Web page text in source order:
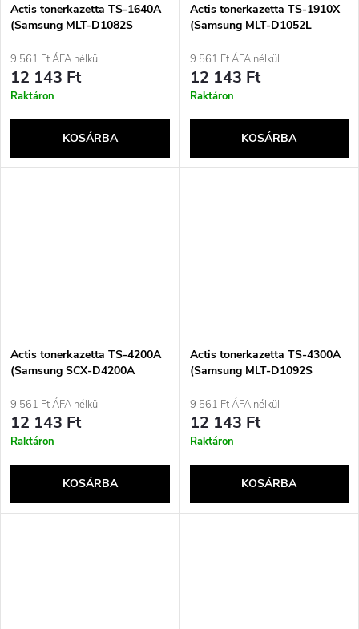
Actis tonerkazetta TS-1640A
(Samsung MLT-D1082S
oldal; fekete)
9 561 Ft ÁFA nélkül
12 143 Ft
Raktáron
KOSÁRBA
Actis tonerkazetta TS-1910X
(Samsung MLT-D1052L
oldal; fekete)
9 561 Ft ÁFA nélkül
12 143 Ft
Raktáron
KOSÁRBA
Actis tonerkazetta TS-4200A
(Samsung SCX-D4200A
oldal; fekete)
9 561 Ft ÁFA nélkül
12 143 Ft
Raktáron
KOSÁRBA
Actis tonerkazetta TS-4300A
(Samsung MLT-D1092S
oldal; fekete)
9 561 Ft ÁFA nélkül
12 143 Ft
Raktáron
KOSÁRBA